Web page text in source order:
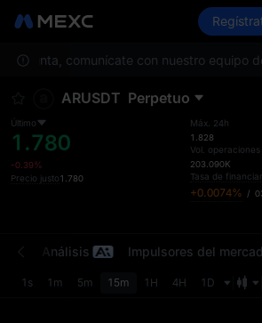
TradFi
comunícate con nuestro equipo
ARUSDT Perpetuo
Último
1.780
-0.39%
Precio justo1.780
Máx. 24h
1.828
Vol. operaciones
203.090K
Tasa de
+0.0074% /
Análisis Impulsores del
1s 1m 5m 15m 1H 4H 1D